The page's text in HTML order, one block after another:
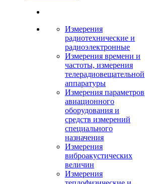
Измерения
радиотехнические и
радиоэлектронные
Измерения времени и
частоты, измерения
телерадиовещательной
аппаратуры
Измерения параметров
авиационного
оборудования и
средств измерений
специального
назначения
Измерения
виброакустических
величин
Измерения